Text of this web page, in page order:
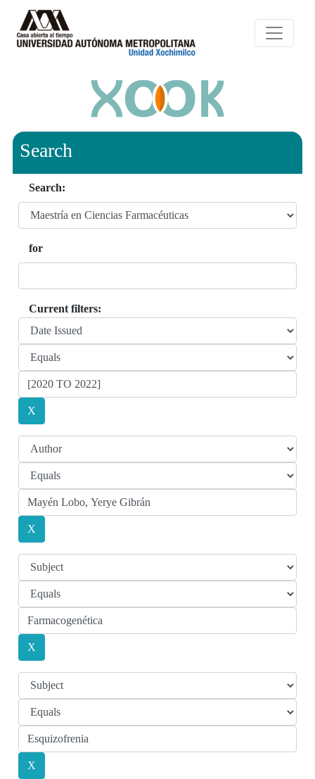
Search
Search:
for
Current filters: